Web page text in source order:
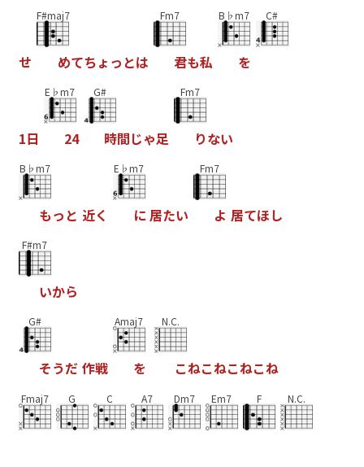
せ
F#maj7
めてちょ っ とは
Fm7
君も私
B♭m7
を
C#
1日
E♭m7
24
G#
時間じゃ足
Fm7
りない
B♭m7
もっ と 近く
E♭m7
に居たい
Fm7
よ 居てほし
F#m7
いから
G#
そうだ 作戦
Amaj7
を
N.C.
こねこねこねこね
Fmaj7 G C A7 Dm7 Em7 F N.C.